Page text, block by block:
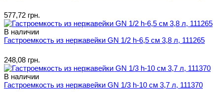
577,72 грн.
В наличии
Гастроемкость из нержавейки GN 1/2 h-6,5 см 3,8 л, 111265
248,08 грн.
В наличии
Гастроемкость из нержавейки GN 1/3 h-10 см 3,7 л, 111370